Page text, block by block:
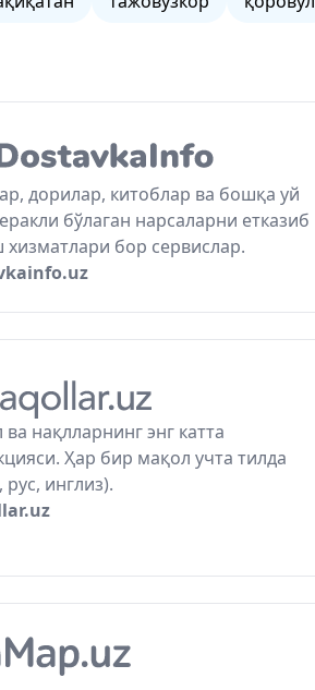
дорилар, китоблар ва бошқа уй
бўлаган нарсаларни етказиб
бор сервислар.
нақлларнинг энг катта
Ҳар бир мақол учта тилда
рус, инглиз).